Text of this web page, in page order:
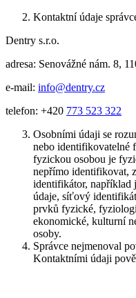
Kontaktní údaje
Dentry s.r.o.
adresa: Senovážné nám. 8,
e-mail: info@dentry.cz
telefon: +420 773 523 322
Osobními údaji se
nebo identifikovatelné
fyzickou osobou je
nepřímo identifikovat,
identifikátor, například
údaje, síťový
prvků fyzické,
ekonomické, kulturní
osoby.
Správce nejmenoval
Kontaktními údaji